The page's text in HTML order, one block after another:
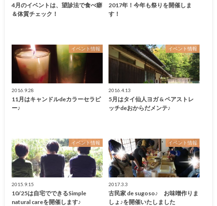
4月のイベントは、望診法で食べ癖
＆体質チェック！
2017年！今年も祭りを開催しま
す！
イベント情報
2016.9.28
11月はキャンドルdeカラーセラピ
ー♪
イベント情報
2016.4.13
5月はタイ仙人ヨガ & ペアストレ
ッチdeおからだメンテ♪
イベント情報
2015.9.15
10/25は自宅でできるSimple
natural careを開催します♪
イベント情報
2017.3.3
古民家 de sugoso♪ お味噌作りま
しょ♪を開催いたしました